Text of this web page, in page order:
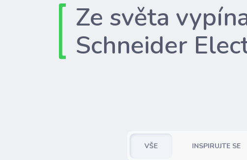
Ze světa
Schneider
VŠE INSPIRUJTE SE